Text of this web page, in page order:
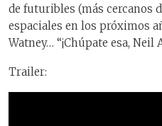
de futuribles (más cercanos
espaciales en los próximos
Watney… “¡Chúpate esa, Neil
Trailer: